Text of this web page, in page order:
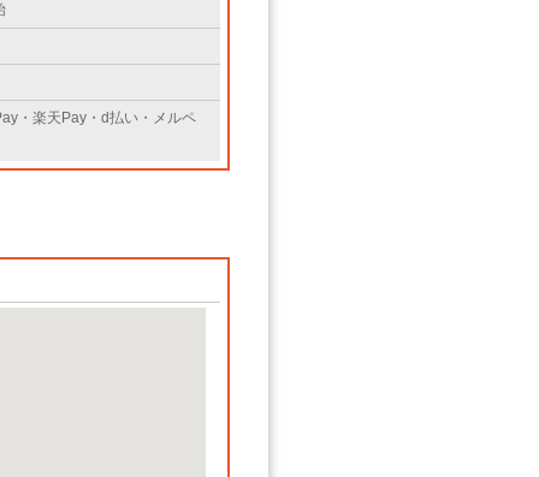
・楽天Pay・d払い・メルペ